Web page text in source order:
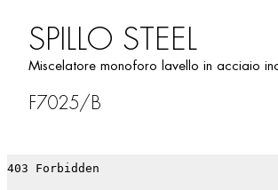
SPILLO STEEL
Miscelatore monoforo lavello in acciaio
F7025/B